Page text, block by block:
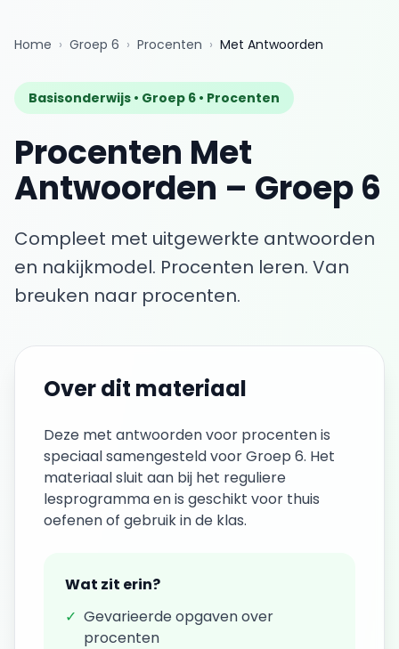
Home › Groep 6 › Procenten › Met Antwoorden
Basisonderwijs • Groep 6 • Procenten
Procenten Met
Antwoorden – Groep 6
Compleet met uitgewerkte antwoorden
en nakijkmodel. Procenten leren. Van
breuken naar procenten.
Over dit materiaal
Deze met antwoordenvoor procentenis
speciaal samengesteld voorGroep 6. Het
materiaal sluit aan bij het reguliere
lesprogramma en is geschikt voor thuis
oefenen of gebruik in de klas.
Wat zit erin?
✓ Gevarieerde opgaven over
procenten